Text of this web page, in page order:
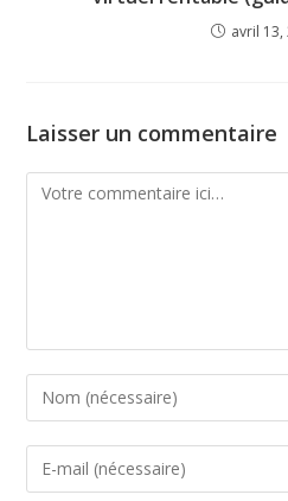
avril 13,
Laisser un commentaire
Comment
Enter
your
name
Enter
your